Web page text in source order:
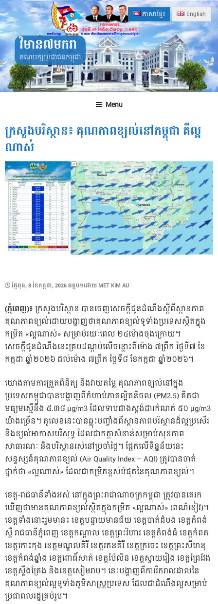
Skip
to
content
ភាសាខ្មែរ English
វិមាន៧មករា
គណបក្សប្រជាជនកម្ពុជា
Menu
ក្រសួងបរិស្ថាន៖ គុណភាពខ្យល់នៅកម្ពុជា គឺល្អ
ណាស់
POSTED
ថ្ងៃ​ពុធ, 8 ខែ​កក្កដា, 2026អត្ថបទដោយ MET KIM AU
(ភ្នំពេញ)៖ក្រសួងបរិស្ថាន បានចេញសេចក្ដីជូនដំណឹងស្ដីពីស្ថានភាព
គុណភាពខ្យល់ដោយបង្ហាញថាគុណភាពខ្យល់ទូទាំងប្រទេសស្ថិតក្នុង
កម្រិត «ល្អណាស់» សម្រាប់រយៈពេល ២៤ម៉ោងចុងក្រោយ។
សេចក្ដីជូនដំណឹងនេះគ្របដណ្ដប់លើចន្លោះពីម៉ោង ៧ព្រឹក ថ្ងៃទី៧ ខែ
កក្កដា ឆ្នាំ២០២៦ ដល់ម៉ោង ៧ព្រឹក ថ្ងៃទី៨ ខែកក្កដា ឆ្នាំ២០២៦។
យោងតាមការត្រួតពិនិត្យ និងវាយតម្លៃ គុណភាពខ្យល់នៅក្នុង
ប្រទេសកម្ពុជាបានបង្ហាញពីកំហាប់ភាគល្អិតនិចល (PM2.5) គិតជា
មធ្យមស្មើនឹង ៥.៣៨ µg/m3 ដែលទាបជាងស្តង់ដារកំណត់ ៥០ µg/m3
យ៉ាងច្រើន។ តួលេខនេះបានឆ្លុះបញ្ចាំងពីស្ថានភាពបរិស្ថានដ៏ល្អប្រសើរ
និងខ្យល់អាកាសបរិសុទ្ធ ដែលជាកត្តាសំខាន់សម្រាប់សុខភាព
សាធារណៈ និងបរិស្ថានរស់នៅប្រចាំថ្ងៃ។ ផ្អែកលើទិន្នន័យនេះ
សន្ទស្សន៍គុណភាពខ្យល់ (Air Quality Index – AQI) ត្រូវបានចាត់
ថ្នាក់ថា «ល្អណាស់» ដែលជាកម្រិតខ្ពស់បំផុតនៃគុណភាពខ្យល់។
ខេត្ត-រាជធានីទាំងអស់ នៅក្នុងព្រះរាជាណាចក្រកម្ពុជា ត្រូវបានគេរក
ឃើញថាមានគុណភាពខ្យល់ស្ថិតក្នុងកម្រិត «ល្អណាស់» (ពណ៌ខៀវ)។
ខេត្តទាំងនោះរួមមាន៖ ខេត្តបន្ទាយមានជ័យ ខេត្តបាត់ដំបង ខេត្តកំពង់
ស្ពឺ រាជធានីភ្នំពេញ ខេត្តកណ្ដាល ខេត្តព្រះវិហារ ខេត្តកំពង់ធំ ខេត្តកំពត
ខេត្តកោះកុង ខេត្តមណ្ឌលគិរី ខេត្តរតនគិរី ខេត្តក្រចេះ ខេត្តព្រះសីហនុ
ខេត្តកំពង់ឆ្នាំង ខេត្តពោធិ៍សាត់ ខេត្តប៉ៃលិន ខេត្តស្វាយរៀង ខេត្តព្រៃវែង
ខេត្តស្ទឹងត្រែង និងខេត្តសៀមរាប។ នេះបង្ហាញពីការរីករាលដាលនៃ
គុណភាពខ្យល់ល្អទូទាំងភូមិសាស្ត្រប្រទេស ដែលជាដំណឹងល្អសម្រាប់
ប្រជាពលរដ្ឋគ្រប់រូប។